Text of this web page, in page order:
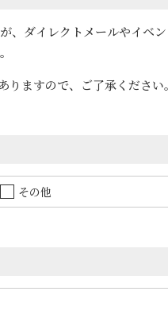
、ダイレクトメールやイベン
ますので、ご了承ください。
その他